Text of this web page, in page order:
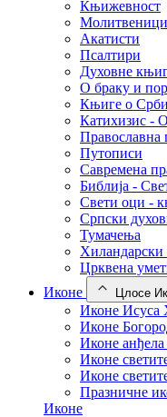
Књижевност
Молитвеници
Акатисти
Псалтири
Духовне
О браку и
Књиге о
Катихизис -
Православна
Путописи
Савремена
Библија -
Свети оци -
Српски
Тумачења
Хиландарски
Црквена
Иконе
Цлосе
Иконе Исуса
Иконе
Иконе анђела
Иконе
Иконе
Празничне
Иконе